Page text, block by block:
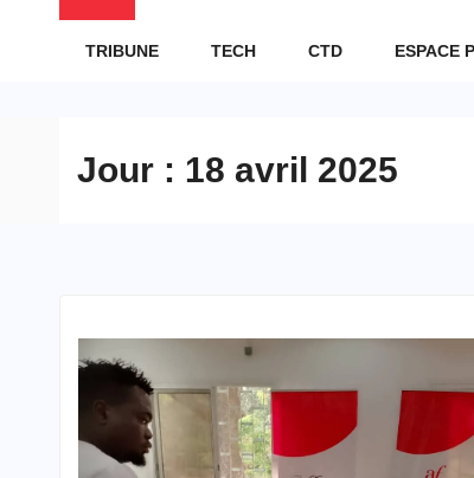
TRIBUNE TECH CTD ESPACE
Jour : 18 avril 2025